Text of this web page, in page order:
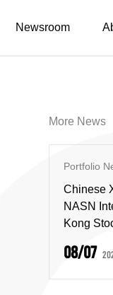
Newsroom
More News
Portfolio
Chinese
NASN
Kong
08/07